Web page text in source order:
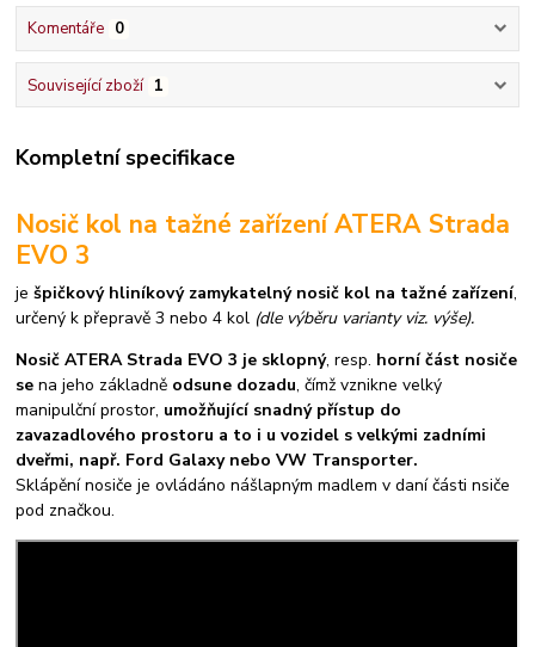
Komentáře 0
Související zboží 1
Kompletní specifikace
Nosič kol na tažné zařízení ATERA Strada
EVO 3
ješpičkový hliníkový zamykatelný nosič kol na tažné zařízení,
určený k přepravě 3 nebo 4 kol (dle výběru varianty viz. výše).
Nosič ATERA Strada EVO 3 je sklopný, resp. horní část nosiče
se na jeho základně odsune dozadu, čímž vznikne velký
manipulční prostor, umožňující snadný přístup do
zavazadlového prostoru a to i u vozidel s velkými zadními
dveřmi, např. Ford Galaxy nebo VW Transporter.
Sklápění nosiče je ovládáno nášlapným madlem v daní části nsiče
pod značkou.